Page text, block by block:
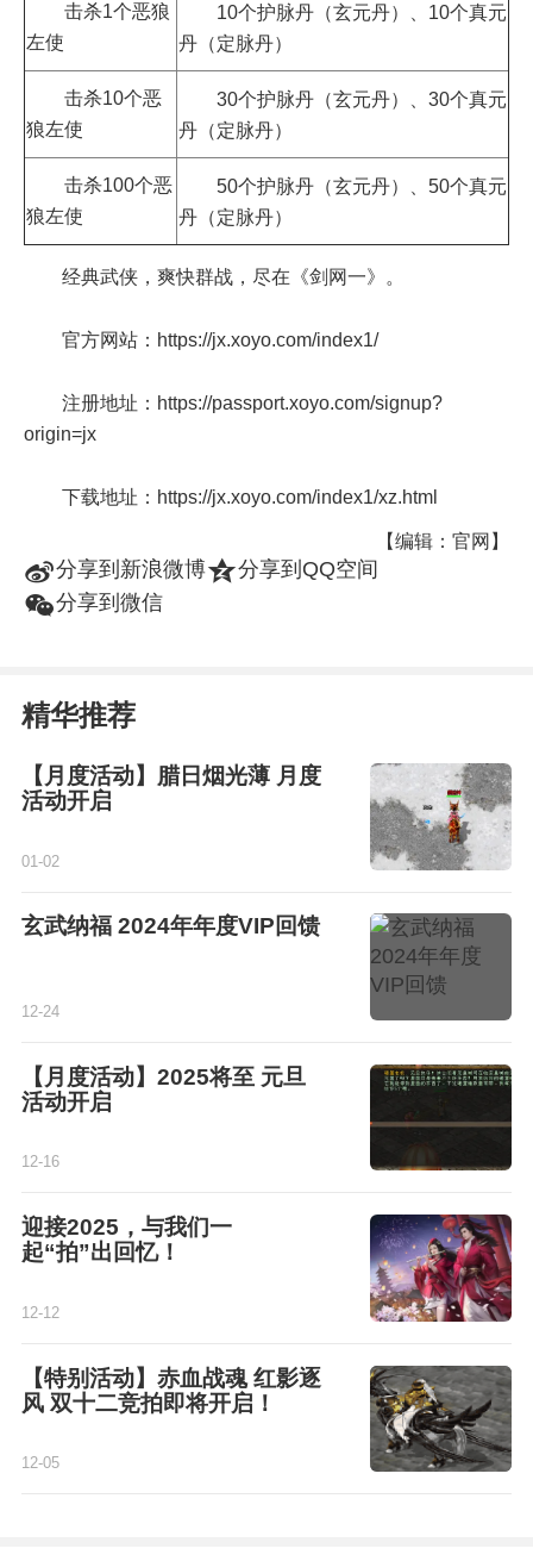
击杀1个恶狼
左使
10个护脉丹（玄元丹）、10个真元
丹（定脉丹）
击杀10个恶
狼左使
30个护脉丹（玄元丹）、30个真元
丹（定脉丹）
击杀100个恶
狼左使
50个护脉丹（玄元丹）、50个真元
丹（定脉丹）
经典武侠，爽快群战，尽在《剑网一》。
官方网站：https://jx.xoyo.com/index1/
注册地址：https://passport.xoyo.com/signup?
origin=jx
下载地址：https://jx.xoyo.com/index1/xz.html
【编辑：官网】
t分享到新浪微博z分享到QQ空间
w分享到微信
精华推荐
【月度活动】腊日烟光薄 月度
活动开启
01-02
玄武纳福 2024年年度VIP回馈
12-24
【月度活动】2025将至 元旦
活动开启
12-16
迎接2025，与我们一
起“拍”出回忆！
12-12
【特别活动】赤血战魂 红影逐
风 双十二竞拍即将开启！
12-05